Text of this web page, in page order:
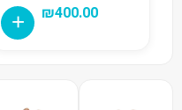
₪400.00